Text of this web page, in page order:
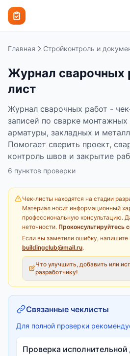
Перейти к содержимому
Главная Стройконтроль и
Журнал сварочных
лист
Журнал сварочных работ -
записей по сварке монтажных
арматуры, закладных и
Помогает сверить проект,
контроль швов и закрытие
6 пунктов проверки
Чек-листы находятся на стадии
Материал носит информационный
профессиональную консультацию.
неточности. Проконсультируйтесь
Если вы заметили ошибку, напишите
buildingclub@mail.ru.
Что улучшить, добавить или
разработчику!
Связанные чеклисты
Для полной проверки
Проверка